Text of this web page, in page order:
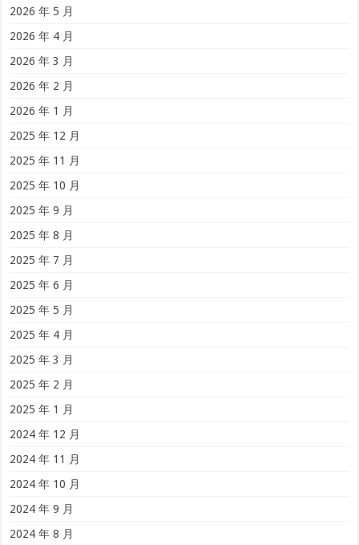
2026 年 5 月
2026 年 4 月
2026 年 3 月
2026 年 2 月
2026 年 1 月
2025 年 12 月
2025 年 11 月
2025 年 10 月
2025 年 9 月
2025 年 8 月
2025 年 7 月
2025 年 6 月
2025 年 5 月
2025 年 4 月
2025 年 3 月
2025 年 2 月
2025 年 1 月
2024 年 12 月
2024 年 11 月
2024 年 10 月
2024 年 9 月
2024 年 8 月